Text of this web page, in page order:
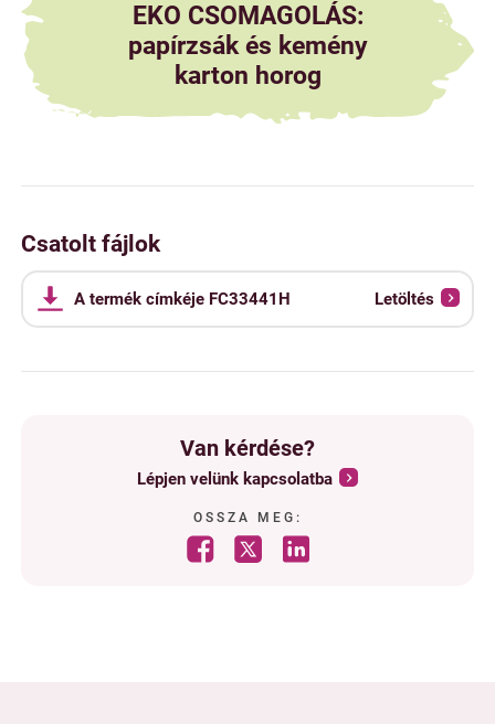
EKO CSOMAGOLÁS:
papírzsák és kemény
karton horog
Csatolt fájlok
A termék címkéje FC33441H Letöltés
Van kérdése?
Lépjen velünk kapcsolatba
OSSZA MEG: